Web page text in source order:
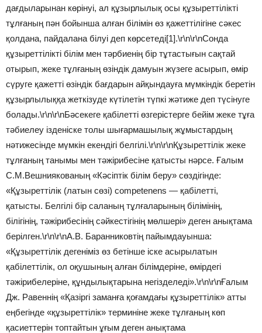
дағдыларынан көрінуі, ал құзырлылық осы құзыреттілікті
тұлғаның пән бойынша алған білімін өз қажеттілігіне сәкес
қолдана, пайдалана білуі деп көрсетеді[1].\r\n\r\nСонда
құзыреттілікті білім мен тәрбиенің бір тұтастығын сақтай
отырып, жеке тұлғаның өзіндік дамуын жүзеге асырып, өмір
сүруге қажетті өзіндік бағдарын айқындауға мүмкіндік беретін
құзырлылыққа жеткізуде күтілетін түпкі жәтиже деп түсінуге
болады.\r\n\r\nБәсекеге қабілетті өзгерістерге бейім жеке тұға
тәбиелеу ізденіске толы шығармашылық жұмыстардың
нәтижесінде мүмкін екендігі белгілі.\r\n\r\nҚұзыреттілік жеке
тұлғаның танымы мен тәжірибесіне қатысты нәрсе. Ғалым
С.М.Вешниякованың «Кәсіптік білім беру» сөздігінде:
«Құзыреттілік (латын сөзі) competenens — қабілетті,
қатысты. Белгілі бір саланың тұлғаларының білімінің,
білігінің, тәжірибесінің сәйкестігінің мөлшері» деген анықтама
берілген.\r\n\r\nА.В. Баранниковтің пайымдауынша:
«Құзыреттілік дегеніміз өз бетінше іске асырылатын
қабілеттілік, ол оқушының алған білімдеріне, өмірдегі
тәжірибелеріне, құндылықтарына негізделеді».\r\n\r\nҒалым
Дж. Равеннің «Қазіргі заманға қоғамдағы құзыреттілік» атты
еңбегінде «құзыреттілік» терминіне жеке тұлғаның көп
қасиеттерін топтайтын ұғым деген анықтама